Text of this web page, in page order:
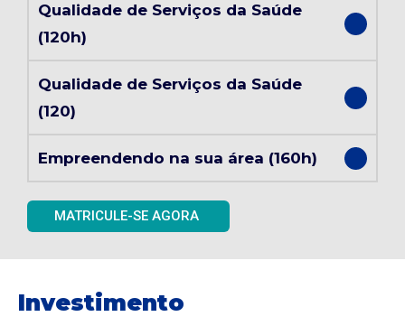
Qualidade de Serviços da Saúde
(120h)
Qualidade de Serviços da Saúde
(120)
Empreendendo na sua área (160h)
MATRICULE-SE AGORA
Investimento